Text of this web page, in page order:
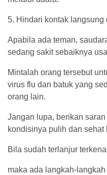
5. Hindari kontak langsung
Apabila ada teman,
sedang sakit sebaiknya
Mintalah orang tersebut
virus flu dan batuk yang
orang lain.
Jangan lupa, berikan
kondisinya pulih dan sehat
Bila sudah terlanjur
maka ada langkah-